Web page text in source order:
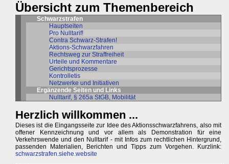
Übersicht zum Themenbereich
Schwarzstrafen
Hauptseiten
Pro Nulltarif!
Contra Schwarz-Strafen!
Aktions-Schwarzfahren
Rechtsweg zur Straffreiheit
Urteile und Kommentare
Gerichtsprozesse
Kontrolletis
Netzwerke und Initiativen
Ergänzende Seiten und Links
Nulltarif, § 265a StGB, Mobilität
Herzlich willkommen ...
Dieses ist die Eingangsseite zur Idee des Aktionsschwarzfahrens, also mit
offener Kennzeichnung und vor allem als Demonstration für eine
Verkehrswende und den Nulltarif - mit Infos zum rechtlichen Hintergrund,
passenden Materialien, Berichten und Tipps zum Vorgehen. Kurzlink:
schwarzstrafen.siehe.website